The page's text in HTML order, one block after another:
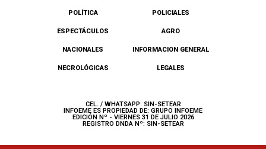
POLÍTICA POLICIALES
ESPECTÁCULOS AGRO
NACIONALES INFORMACION GENERAL
NECROLÓGICAS LEGALES
CEL. / WHATSAPP: SIN-SETEAR
INFOEME ES PROPIEDAD DE: GRUPO INFOEME
EDICIÓN Nº - VIERNES 31 DE JULIO 2026
REGISTRO DNDA Nº: SIN-SETEAR